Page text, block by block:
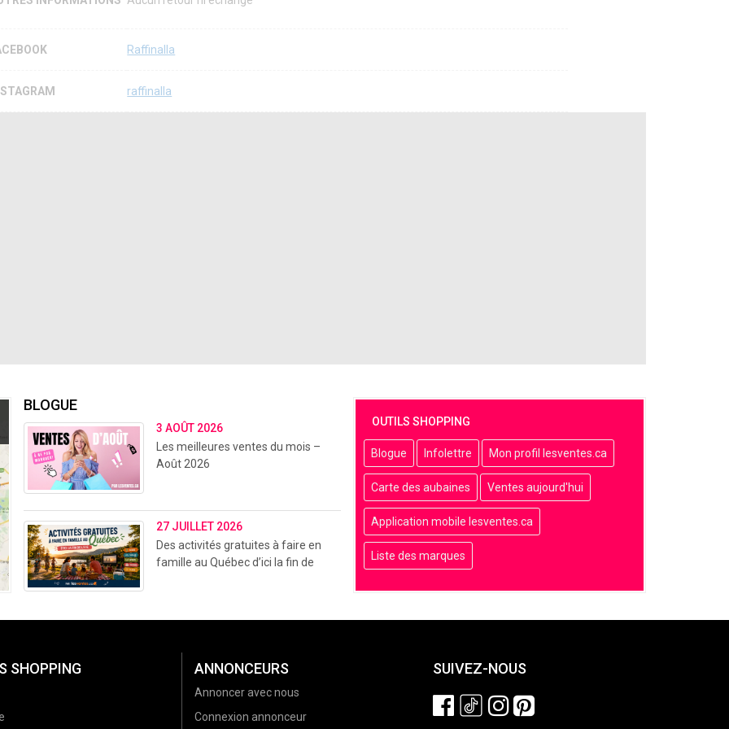
Raffinalla
raffinalla
OUTILS SHOPPING
Blogue Infolettre Mon profil lesventes.ca
Carte des aubaines Ventes aujourd'hui
Application mobile lesventes.ca
Liste des marques
BLOGUE
3 AOÛT 2026
Les meilleures ventes du mois –
Août 2026
27 JUILLET 2026
Des activités gratuites à faire en
famille au Québec d’ici la fin de
SHOPPING ANNONCEURS
Annoncer avec nous
Connexion annonceur
SUIVEZ-NOUS